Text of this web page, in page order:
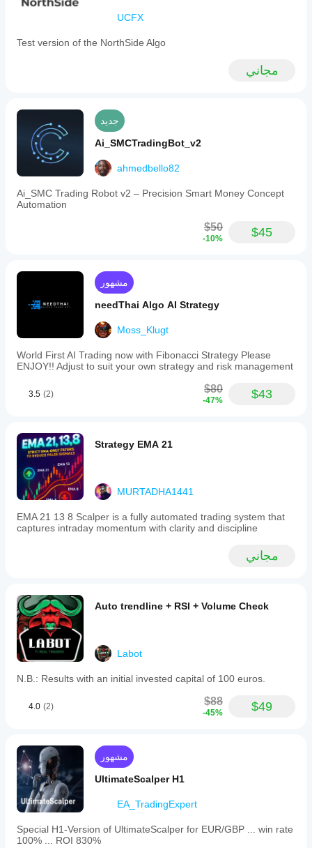
UCFX
Test version of the NorthSide Algo
مجاني
جديد
Ai_SMCTradingBot_v2
ahmedbello82
Ai_SMC Trading Robot v2 – Precision Smart Money Concept
Automation
$50
-10% $45
مشهور
needThai Algo AI Strategy
Moss_Klugt
World First AI Trading now with Fibonacci Strategy Please
ENJOY!! Adjust to suit your own strategy and risk management
3.5 (2) $80
-47% $43
Strategy EMA 21
MURTADHA1441
EMA 21 13 8 Scalper is a fully automated trading system that
captures intraday momentum with clarity and discipline
مجاني
Auto trendline + RSI + Volume Check
Labot
N.B.: Results with an initial invested capital of 100 euros.
4.0 (2) $88
-45% $49
مشهور
UltimateScalper H1
EA_TradingExpert
Special H1-Version of UltimateScalper for EUR/GBP ... win rate
100% ... ROI 830%